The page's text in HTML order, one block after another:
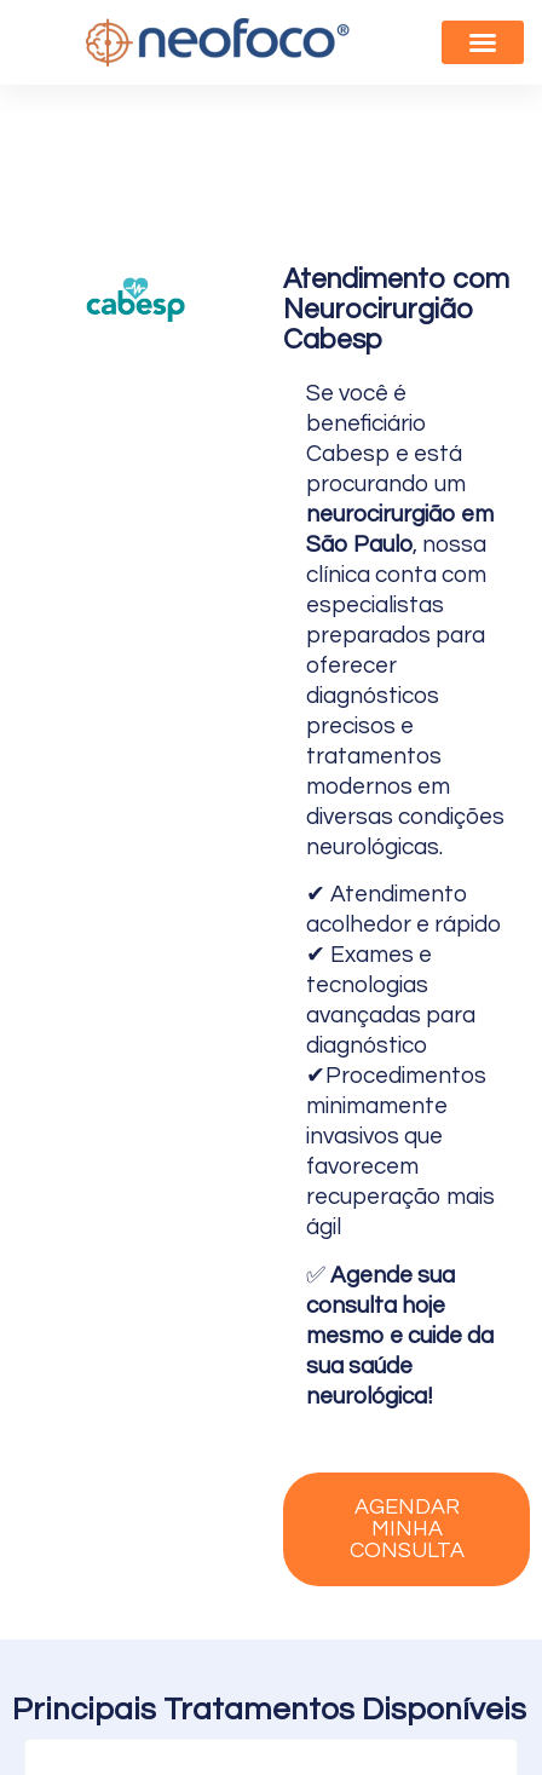
Atendimento com
Neurocirurgião
Cabesp
Se você é
beneficiário
Cabesp e está
procurando um
neurocirurgião em
São Paulo, nossa
clínica conta com
especialistas
preparados para
oferecer
diagnósticos
precisos e
tratamentos
modernos em
diversas condições
neurológicas.
✔ Atendimento
acolhedor e rápido
✔ Exames e
tecnologias
avançadas para
diagnóstico
✔Procedimentos
minimamente
invasivos que
favorecem
recuperação mais
ágil
✅ Agende sua
consulta hoje
mesmo e cuide da
sua saúde
neurológica!
AGENDAR
MINHA
CONSULTA
Principais Tratamentos Disponíveis